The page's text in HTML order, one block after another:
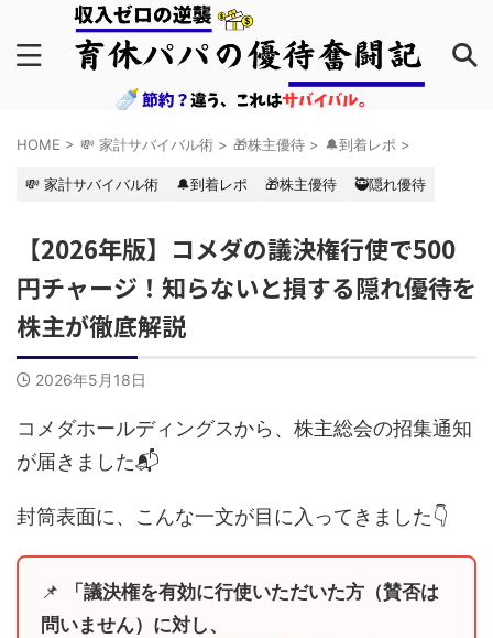
HOME > 💸 家計サバイバル術 > 🎁株主優待 > 🔔到着レポ >
💸 家計サバイバル術 🔔到着レポ 🎁株主優待 🥷隠れ優待
【2026年版】コメダの議決権行使で500
円チャージ！知らないと損する隠れ優待を
株主が徹底解説
2026年5月18日
コメダホールディングスから、株主総会の招集通知
が届きました📬
封筒表面に、こんな一文が目に入ってきました👇
📌
「議決権を有効に行使いただいた方（賛否は
問いません）に対し、